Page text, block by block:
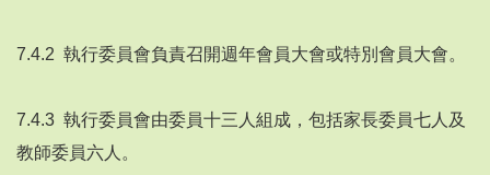
7.4.2 執行委員會負責召開週年會員大會或特別會員大會。
7.4.3 執行委員會由委員十三人組成，包括家長委員七人及
教師委員六人。